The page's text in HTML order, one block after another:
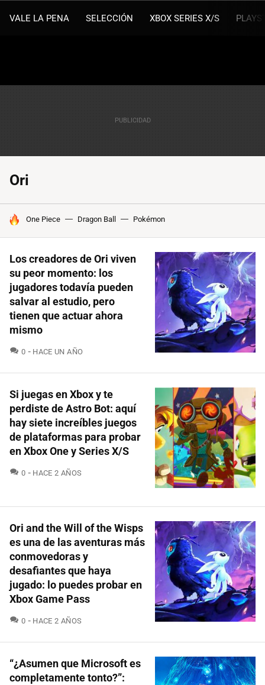
VALE LA PENA SELECCIÓN XBOX SERIES X/S
Ori
HOY SE HABLA DE
One Piece Dragon Ball Pokémon
Los creadores de Ori viven
su peor momento: los
jugadores todavía pueden
salvar al estudio, pero
tienen que actuar ahora
mismo
0 COMENTARIOS
HACE UN AÑO
Si juegas en Xbox y te
perdiste de Astro Bot: aquí
hay siete increíbles juegos
de plataformas para probar
en Xbox One y Series X/S
0 COMENTARIOS
HACE 2 AÑOS
Ori and the Will of the Wisps
es una de las aventuras más
conmovedoras y
desafiantes que haya
jugado: lo puedes probar en
Xbox Game Pass
0 COMENTARIOS
HACE 2 AÑOS
“¿Asumen que Microsoft es
completamente tonto?”: